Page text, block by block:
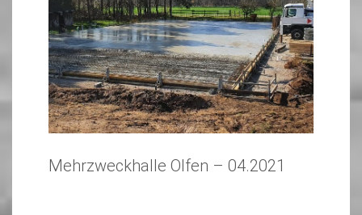
Mehrzweckhalle Olfen – 04.2021